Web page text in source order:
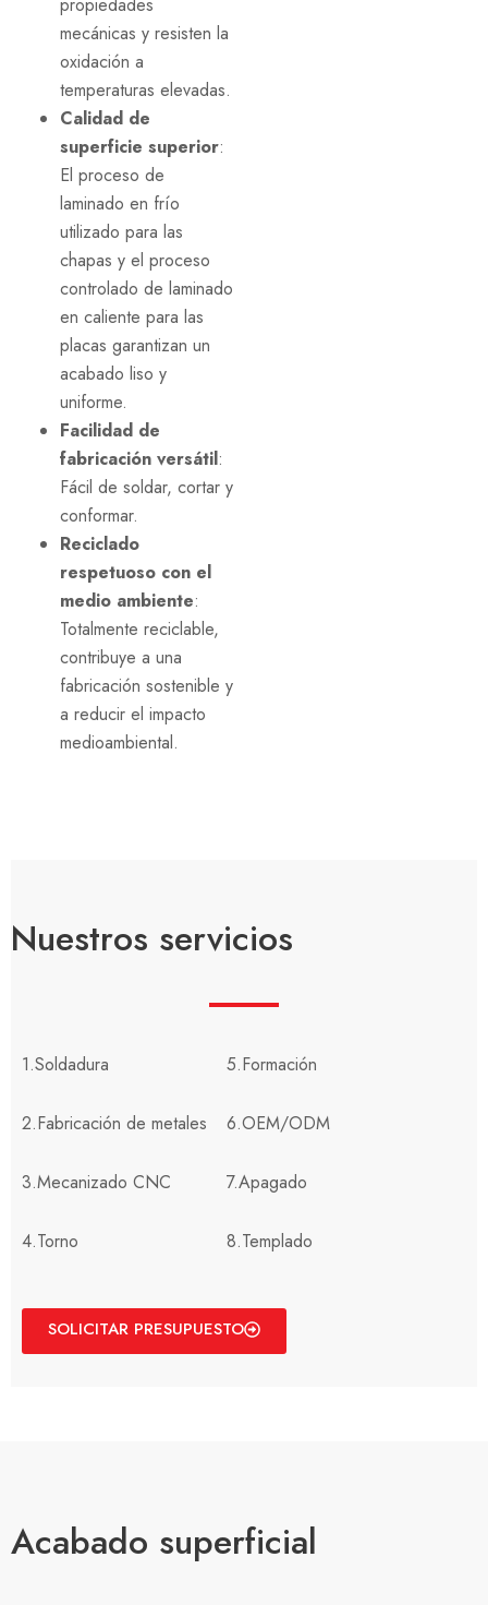
mecánicas y resisten la
oxidación a
temperaturas elevadas.
Calidad de
superficie superior:
El proceso de
laminado en frío
utilizado para las
chapas y el proceso
controlado de laminado
en caliente para las
placas garantizan un
acabado liso y
uniforme.
Facilidad de
fabricación versátil:
Fácil de soldar, cortar y
conformar.
Reciclado
respetuoso con el
medio ambiente:
Totalmente reciclable,
contribuye a una
fabricación sostenible y
a reducir el impacto
medioambiental.
Nuestros servicios
1.Soldadura
2.Fabricación de metales
3.Mecanizado CNC
4.Torno
5.Formación
6.OEM/ODM
7.Apagado
8.Templado
SOLICITAR PRESUPUESTO
Acabado superficial